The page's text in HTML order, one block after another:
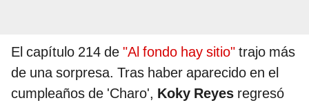
El capítulo 214 de "Al fondo hay sitio" trajo más
de una sorpresa. Tras haber aparecido en el
cumpleaños de 'Charo', Koky Reyes regresó